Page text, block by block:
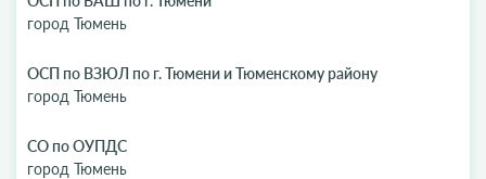
город Тюмень
ОСП по ВЗЮЛ по г. Тюмени и Тюменскому району
город Тюмень
СО по ОУПДС
город Тюмень